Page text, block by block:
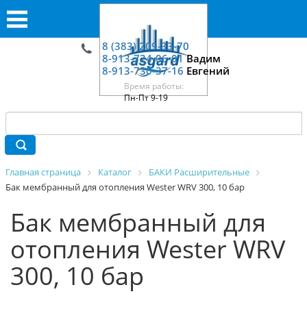
8 (383) 209-33-70
8-913-724-06-01Вадим
8-913-730-37-16 Евгений
Время работы:
Пн-Пт 9-19
Главная страница Каталог
БАКИ Расширительные
Бак мембранный для отопления Wester WRV 300, 10 бар
Бак мембранный для
отопления Wester WRV
300, 10 бар